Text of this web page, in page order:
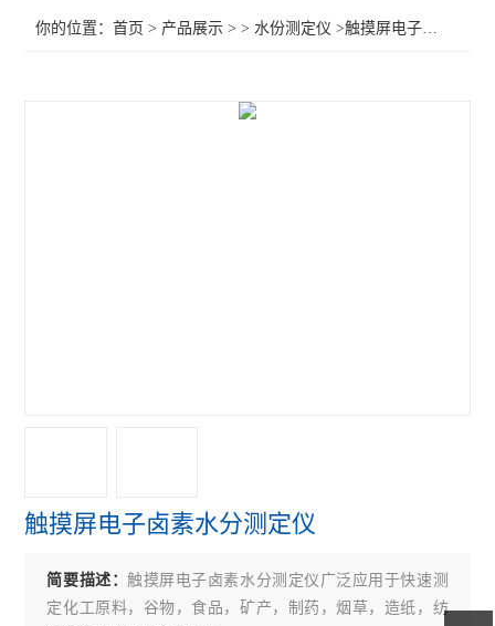
你的位置：首页 > 产品展示 > >水份测定仪 >触摸屏电子卤素水分测定仪
触摸屏电子卤素水分测定仪
简要描述：触摸屏电子卤素水分测定仪广泛应用于快速测
定化工原料，谷物，食品，矿产，制药，烟草，造纸，纺